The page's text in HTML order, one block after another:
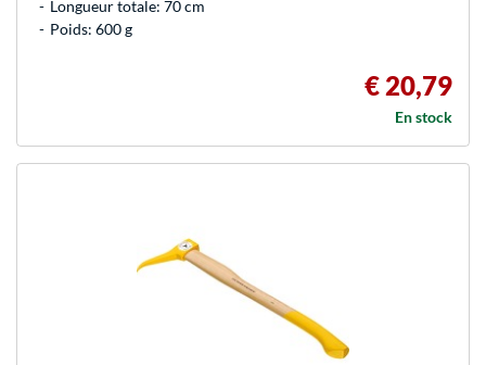
Longueur totale: 70 cm
Poids: 600 g
€ 20,79
En stock